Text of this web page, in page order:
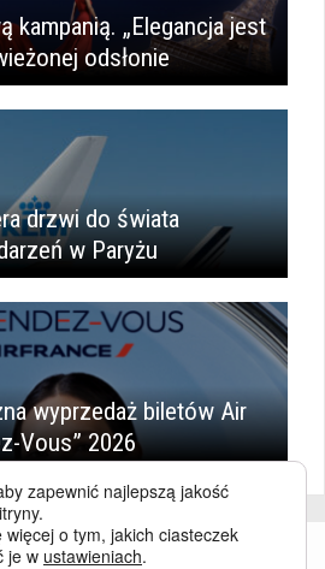
kampanią. „Elegancja jest
odsłonie
drzwi do świata
w Paryżu
wyprzedaż biletów Air
Vous” 2026
zapewnić najlepszą jakość
o tym, jakich ciasteczek
je w ustawieniach.